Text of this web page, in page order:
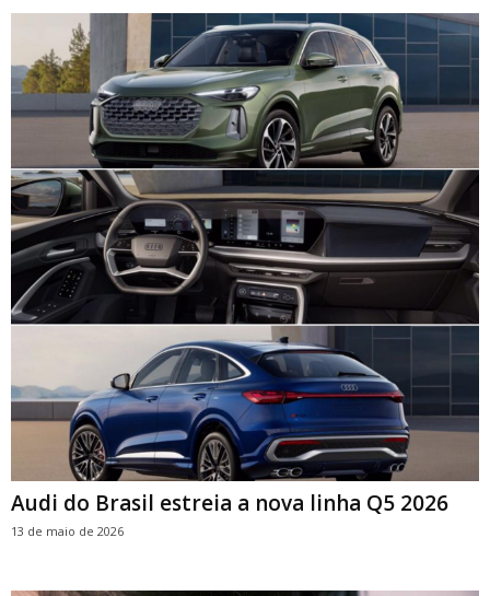
Audi do Brasil estreia a nova linha Q5 2026
13 de maio de 2026